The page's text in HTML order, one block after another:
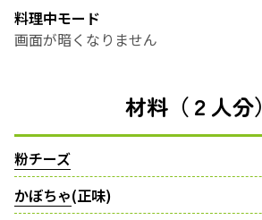
料理中モード
画面が暗くなりません
材料（２人分）
粉チーズ
かぼちゃ(正味)